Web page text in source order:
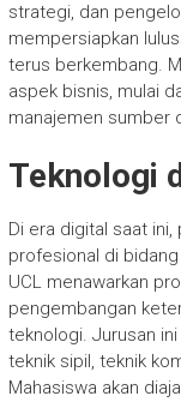
strategi, dan
mempersiapkan
terus berkembang.
aspek bisnis, mulai
manajemen sumber
Teknologi
Di era digital saat ini,
profesional di
UCL menawarkan
pengembangan
teknologi. Jurusan
teknik sipil, teknik
Mahasiswa akan